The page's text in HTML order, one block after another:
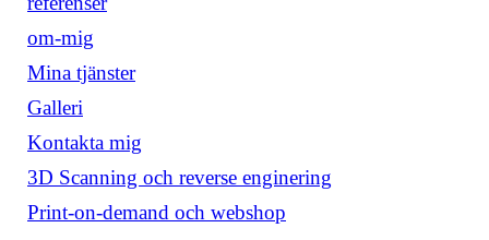
om-mig
Mina tjänster
Galleri
Kontakta mig
3D Scanning och reverse enginering
Print-on-demand och webshop